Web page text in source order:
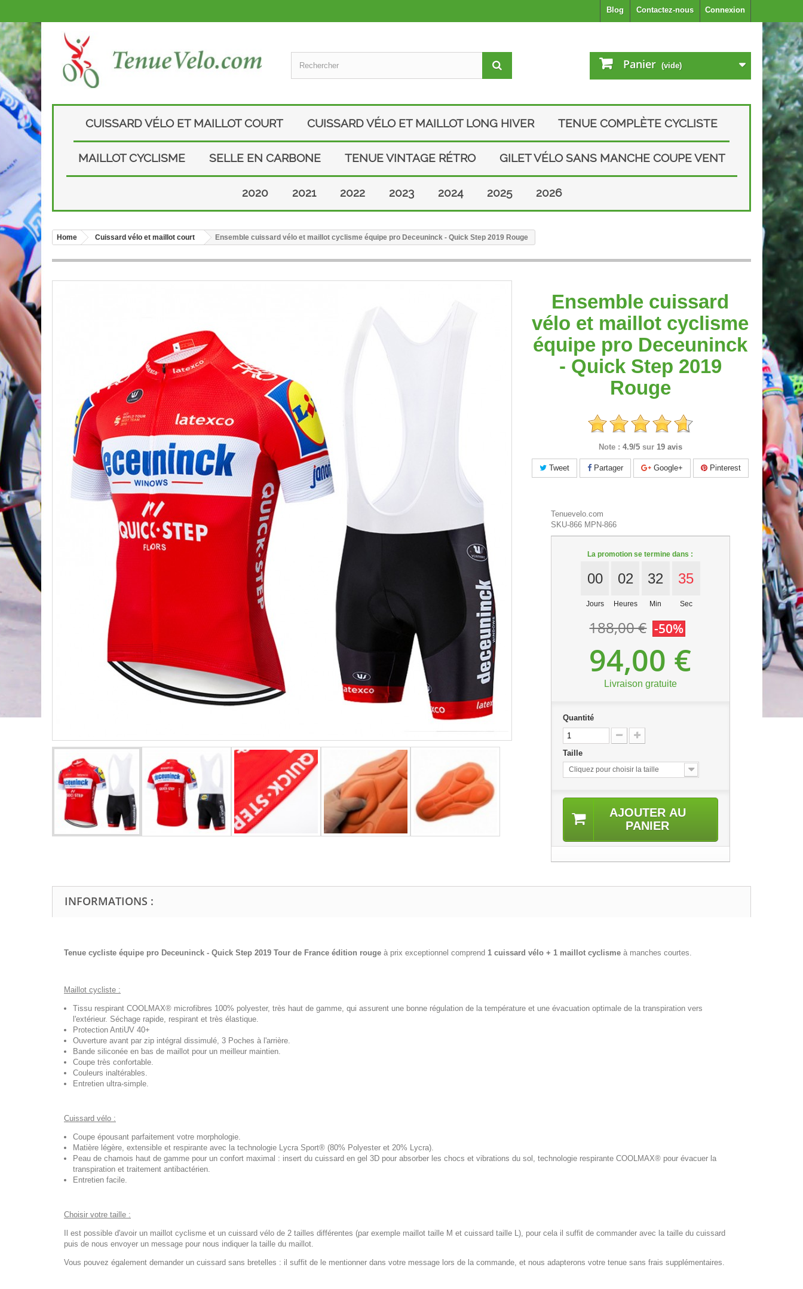
Connexion
Contactez-nous
Blog
Panier (vide)
CUISSARD VÉLO ET MAILLOT COURT CUISSARD VÉLO ET MAILLOT LONG HIVER TENUE COMPLÈTE CYCLISTE
MAILLOT CYCLISME SELLE EN CARBONE TENUE VINTAGE RÉTRO GILET VÉLO SANS MANCHE COUPE VENT
2020 2021 2022 2023 2024 2025 2026
Home Cuissard vélo et maillot court Ensemble cuissard vélo et maillot cyclisme équipe pro Deceuninck - Quick Step 2019 Rouge
Ensemble cuissard
vélo et maillot cyclisme
équipe pro Deceuninck
- Quick Step 2019
Rouge
Note : 4.9/5 sur 19 avis
Tweet Partager Google+ Pinterest
Tenuevelo.com
SKU-866 MPN-866
La promotion se termine dans :
00
Jours
02
Heures
32
Min
34
Sec
188,00 € -50%
94,00 €
Livraison gratuite
Quantité
Taille
Cliquez pour choisir la taille
AJOUTER AU
PANIER
INFORMATIONS :
Tenue cycliste équipe pro Deceuninck - Quick Step 2019 Tour de France édition rouge à prix exceptionnel comprend 1 cuissard vélo + 1 maillot cyclisme à manches courtes.
Maillot cycliste :
Tissu respirant COOLMAX® microfibres 100% polyester, très haut de gamme, qui assurent une bonne régulation de la température et une évacuation optimale de la transpiration vers
l'extérieur. Séchage rapide, respirant et très élastique.
Protection AntiUV 40+
Ouverture avant par zip intégral dissimulé, 3 Poches à l'arrière.
Bande siliconée en bas de maillot pour un meilleur maintien.
Coupe très confortable.
Couleurs inaltérables.
Entretien ultra-simple.
Cuissard vélo :
Coupe épousant parfaitement votre morphologie.
Matière légère, extensible et respirante avec la technologie Lycra Sport® (80% Polyester et 20% Lycra).
Peau de chamois haut de gamme pour un confort maximal : insert du cuissard en gel 3D pour absorber les chocs et vibrations du sol, technologie respirante COOLMAX® pour évacuer la
transpiration et traitement antibactérien.
Entretien facile.
Choisir votre taille :
Il est possible d'avoir un maillot cyclisme et un cuissard vélo de 2 tailles différentes (par exemple maillot taille M et cuissard taille L), pour cela il suffit de commander avec la taille du cuissard
puis de nous envoyer un message pour nous indiquer la taille du maillot.
Vous pouvez également demander un cuissard sans bretelles : il suffit de le mentionner dans votre message lors de la commande, et nous adapterons votre tenue sans frais supplémentaires.